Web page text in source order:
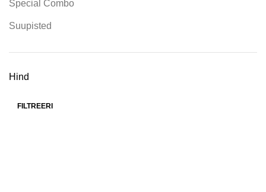
Special Combo
Suupisted
Hind
FILTREERI